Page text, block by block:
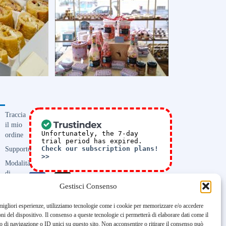
Gestisci Consenso
esperienze, utilizziamo tecnologie come i cookie per memorizzare e/o accedere
del dispositivo. Il consenso a queste tecnologie ci permetterà di elaborare dati come il
di navigazione o ID unici su questo sito. Non acconsentire o ritirare il consenso può
Traccia
il mio
ordine
Supporto
Modalità
di
frequenti
FAQ
Unfortunately, the 7-day
trial period has expired.
Check our subscription plans!
>>